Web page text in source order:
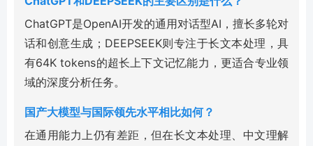
ChatGPT是OpenAI开发的通用对话型AI，擅长多轮对
话和创意生成；DEEPSEEK则专注于长文本处理，具
有64K tokens的超长上下文记忆能力，更适合专业领
域的深度分析任务。
国产大模型与国际领先水平相比如何？
在通用能力上仍有差距，但在长文本处理、中文理解